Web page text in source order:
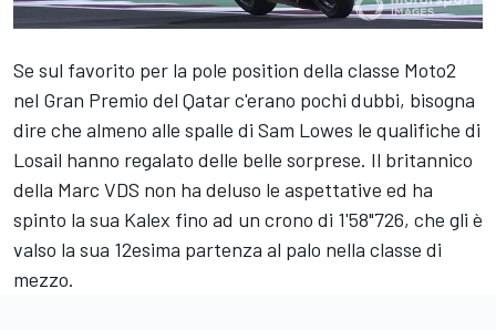
Se sul favorito per la pole position della classe Moto2
nel Gran Premio del Qatar c'erano pochi dubbi, bisogna
dire che almeno alle spalle di Sam Lowes le qualifiche di
Losail hanno regalato delle belle sorprese. Il britannico
della Marc VDS non ha deluso le aspettative ed ha
spinto la sua Kalex fino ad un crono di 1'58"726, che gli è
valso la sua 12esima partenza al palo nella classe di
mezzo.